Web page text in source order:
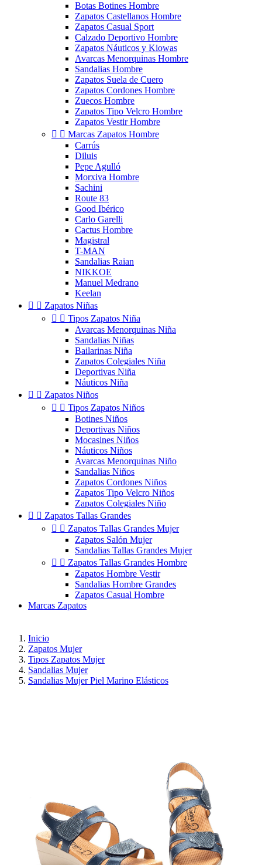
Botas Botines Hombre
Zapatos Castellanos Hombre
Zapatos Casual Sport
Calzado Deportivo Hombre
Zapatos Náuticos y Kiowas
Avarcas Menorquinas Hombre
Sandalias Hombre
Zapatos Suela de Cuero
Zapatos Cordones Hombre
Zuecos Hombre
Zapatos Tipo Velcro Hombre
Zapatos Vestir Hombre
  Marcas Zapatos Hombre
Carrús
Diluis
Pepe Agulló
Morxiva Hombre
Sachini
Route 83
Good Ibérico
Carlo Garelli
Cactus Hombre
Magistral
T-MAN
Sandalias Raian
NIKKOE
Manuel Medrano
Keelan
  Zapatos Niñas
  Tipos Zapatos Niña
Avarcas Menorquinas Niña
Sandalias Niñas
Bailarinas Niña
Zapatos Colegiales Niña
Deportivas Niña
Náuticos Niña
  Zapatos Niños
  Tipos Zapatos Niños
Botines Niños
Deportivas Niños
Mocasines Niños
Náuticos Niños
Avarcas Menorquinas Niño
Sandalias Niños
Zapatos Cordones Niños
Zapatos Tipo Velcro Niños
Zapatos Colegiales Niño
  Zapatos Tallas Grandes
  Zapatos Tallas Grandes Mujer
Zapatos Salón Mujer
Sandalias Tallas Grandes Mujer
  Zapatos Tallas Grandes Hombre
Zapatos Hombre Vestir
Sandalias Hombre Grandes
Zapatos Casual Hombre
Marcas Zapatos
Inicio
Zapatos Mujer
Tipos Zapatos Mujer
Sandalias Mujer
Sandalias Mujer Piel Marino Elásticos